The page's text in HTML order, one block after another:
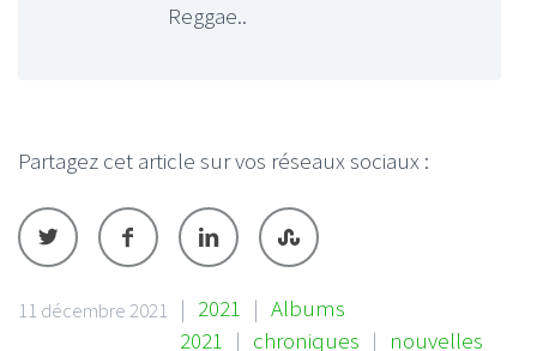
Reggae..
Partagez cet article sur vos réseaux sociaux :
11 décembre 2021 | 2021 | Albums
2021 | chroniques | nouvelles